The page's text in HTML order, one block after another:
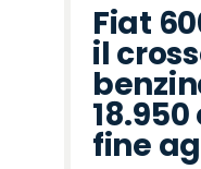
Fiat
il
fine